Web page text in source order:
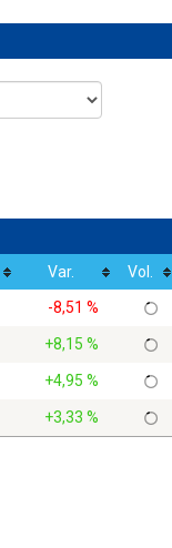
Var.
Vol.
-8,51 %
+8,15 %
+4,95 %
+3,33 %